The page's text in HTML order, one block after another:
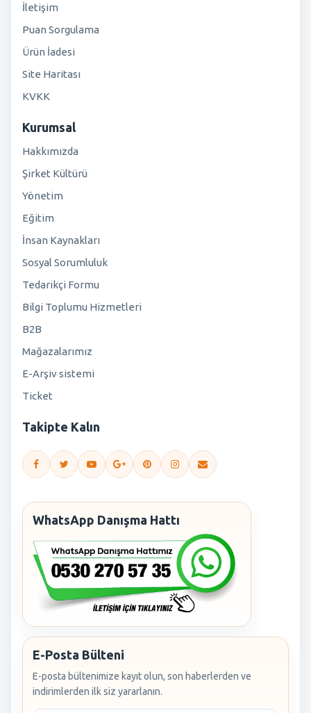
İletişim
Puan Sorgulama
Ürün İadesi
Site Haritası
KVKK
Kurumsal
Hakkımızda
Şirket Kültürü
Yönetim
Eğitim
İnsan Kaynakları
Sosyal Sorumluluk
Tedarikçi Formu
Bilgi Toplumu Hizmetleri
B2B
Mağazalarımız
E-Arşiv sistemi
Ticket
Takipte Kalın
WhatsApp Danışma Hattı
E-Posta Bülteni
E-posta bültenimize kayıt olun, son haberlerden ve
indirimlerden ilk siz yararlanın.